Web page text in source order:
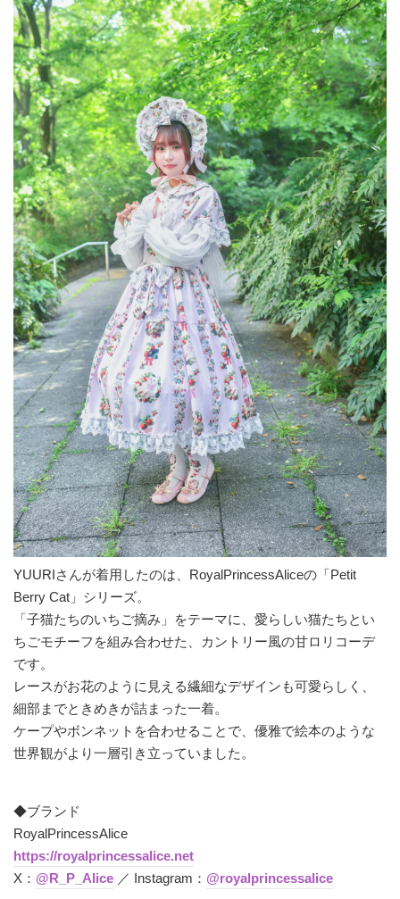
YUURIさんが着用したのは、RoyalPrincessAliceの「Petit
Berry Cat」シリーズ。
「子猫たちのいちご摘み」をテーマに、愛らしい猫たちとい
ちごモチーフを組み合わせた、カントリー風の甘ロリコーデ
です。
レースがお花のように見える繊細なデザインも可愛らしく、
細部までときめきが詰まった一着。
ケープやボンネットを合わせることで、優雅で絵本のような
世界観がより一層引き立っていました。
◆ブランド
RoyalPrincessAlice
https://royalprincessalice.net
X： @R_P_Alice ／ Instagram： @royalprincessalice